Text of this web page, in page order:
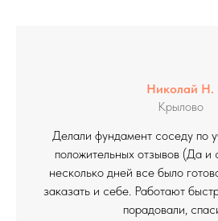
Николай Н.
Крылово
Делали фундамент соседу по
положительных отзывов (Да и
несколько дней все было
заказать и себе. Работают
порадовали,